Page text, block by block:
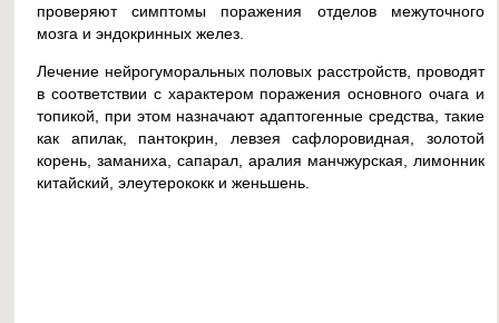
проверяют симптомы поражения отделов межуточного
мозга и эндокринных желез.
Лечение нейрогуморальных половых расстройств, проводят
в соответствии с характером поражения основного очага и
топикой, при этом назначают адаптогенные средства, такие
как апилак, пантокрин, левзея сафлоровидная, золотой
корень, заманиха, сапарал, аралия манчжурская, лимонник
китайский, элеутерококк и женьшень.